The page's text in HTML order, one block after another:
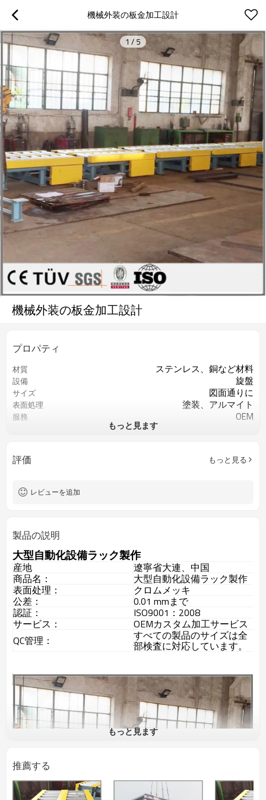
機械外装の板金加工設計
1 / 5
機械外装の板金加工設計
プロパティ
材質 ステンレス、銅など材料
設備 旋盤
サイズ 図面通りに
表面処理 塗装、アルマイト
服務 OEM
公差
厚度 図面により
もっと見ます
評価 もっと見る
レビューを追加
製品の説明
大型自動化設備ラック製作
産地 遼寧省大連、中国
商品名： 大型自動化設備ラック製作
表面处理： クロムメッキ
公差： 0.01 mmまで
認証： ISO9001：2008
サービス：
OEMカスタム加工サービス
QC管理：
すべての製品のサイズは全
部検査に対応しています。
もっと見ます
推薦する